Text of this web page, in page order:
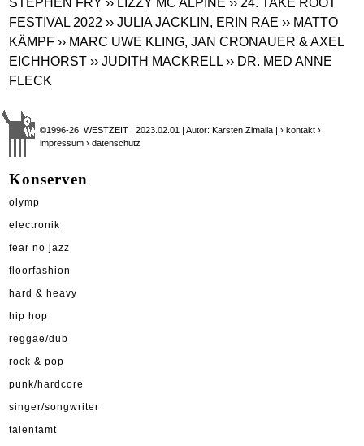
FESTIVAL 2022 ›› JULIA JACKLIN, ERIN RAE ›› MATTO
KÄMPF ›› MARC UWE KLING, JAN CRONAUER & AXEL
EICHHORST ›› JUDITH MACKRELL ›› DR. MED ANNE
FLECK
©1996-26 WESTZEIT | 2023.02.01 | Autor: Karsten Zimalla |› kontakt ›
impressum › datenschutz
Konserven
olymp
electronik
fear no jazz
floorfashion
hard & heavy
hip hop
reggae/dub
rock & pop
punk/hardcore
singer/songwriter
talentamt